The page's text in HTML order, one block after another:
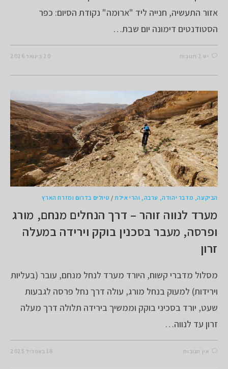
אזור התעשיה, חנייה ליד "ארומה" נקודת הסיום: כפר
הסטודנטים דימונה יום שבת…
יש 2 תגובות 20 בינואר 2026
הביקעה, מדבר יהודה, ערבה, והרי אילת / טיולים בדרום ומזרח הארץ
מערד לנווה זוהר – דרך הנחלים מנחם, מורג
ופרסה, מעבר בסכנין בוקק וירידה במעלה
זרון
מסלול מדברי קשוח, היורד מערד לנחל מנחם, עובר (בעליות
וירידות) למעוק בנחל מורג, עולה דרך נחל פרסה לגבעות
שעט, יורד בסכיני בוקק וממשיך בירידה תלולה דרך מעלה
זרון עד לנווה…
אין תגובות 16 באפריל 2025